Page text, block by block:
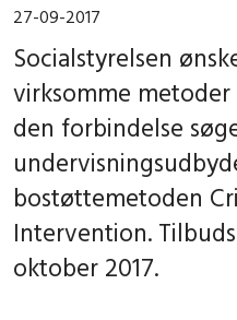
27-09-2017
Socialstyrelsen
virksomme metoder
den forbindelse
bostøttemetoden
Intervention.
oktober 2017.